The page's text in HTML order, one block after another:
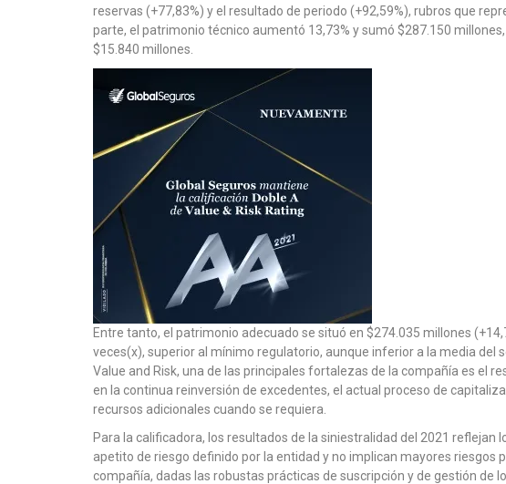
reservas (+77,83%) y el resultado de periodo (+92,59%), rubros que
parte, el patrimonio técnico aumentó 13,73% y sumó $287.150
$15.840 millones.
Entre tanto, el patrimonio adecuado se situó en $274.035 millones
veces(x), superior al mínimo regulatorio, aunque inferior a la media del
Value and Risk, una de las principales fortalezas de la compañía es el
en la continua reinversión de excedentes, el actual proceso de
recursos adicionales cuando se requiera.
Para la calificadora, los resultados de la siniestralidad del 2021 reflejan
apetito de riesgo definido por la entidad y no implican mayores riesgos
compañía, dadas las robustas prácticas de suscripción y de gestión de